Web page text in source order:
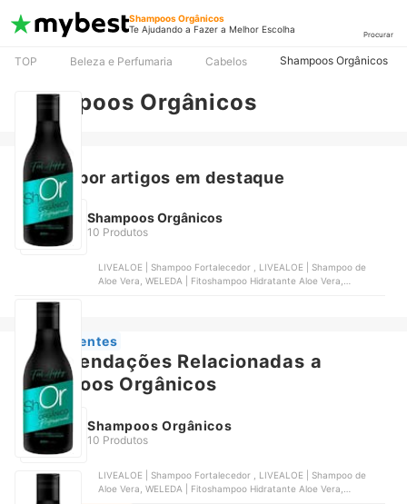
Shampoos Orgânicos
Te Ajudando a Fazer a Melhor Escolha
Procurar
TOP Beleza e Perfumaria Cabelos Shampoos Orgânicos
Shampoos Orgânicos
Buscar por artigos em destaque
Shampoos Orgânicos
10 Produtos
LIVEALOE | Shampoo Fortalecedor , LIVEALOE | Shampoo de
Aloe Vera, WELEDA | Fitoshampoo Hidratante Aloe Vera,
Mais Recentes
Recomendações Relacionadas a
Shampoos Orgânicos
Shampoos Orgânicos
10 Produtos
LIVEALOE | Shampoo Fortalecedor , LIVEALOE | Shampoo de
Aloe Vera, WELEDA | Fitoshampoo Hidratante Aloe Vera,